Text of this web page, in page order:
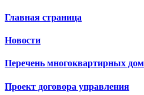
Главная страница
Новости
Перечень многоквартирных
Проект договора управления